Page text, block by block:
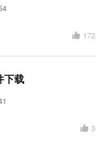
172
下载
3